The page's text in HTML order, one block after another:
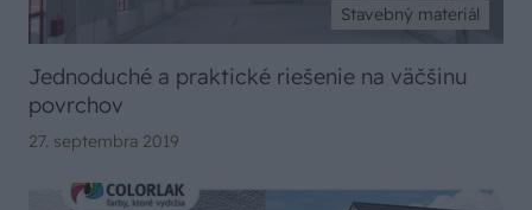
Stavebný materiál
Jednoduché a praktické riešenie na väčšinu
povrchov
27. septembra 2019